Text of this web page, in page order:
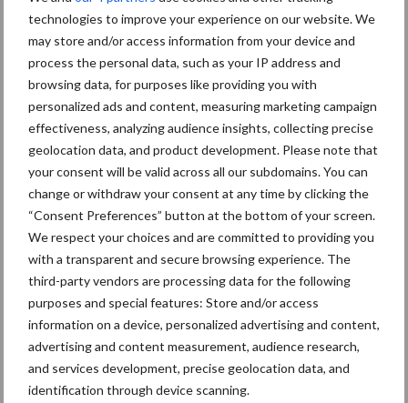
technologies to improve your experience on our website. We
may store and/or access information from your device and
process the personal data, such as your IP address and
browsing data, for purposes like providing you with
personalized ads and content, measuring marketing campaign
effectiveness, analyzing audience insights, collecting precise
geolocation data, and product development. Please note that
your consent will be valid across all our subdomains. You can
change or withdraw your consent at any time by clicking the
“Consent Preferences” button at the bottom of your screen.
We respect your choices and are committed to providing you
with a transparent and secure browsing experience. The
third-party vendors are processing data for the following
purposes and special features: Store and/or access
information on a device, personalized advertising and content,
advertising and content measurement, audience research,
and services development, precise geolocation data, and
identification through device scanning.
agressief af, dan neemt tegelijkertijd het vacuüm toe. Je hoeft
maar één element af te stellen en vervolgens kun je de andere
elementen op dezelfde waarde instellen.”
Hydraulische aandrijving
Op basis van de verschillende zaaielementen en de verschillende
starre en opklapbare frames ontstaan de meest uiteenlopende
zaaicombinaties. “Dit jaar merken we dat met name MS-machines
wordt in de meeste gevallen hydraulisch aangedreven. We
merken wel dat gebruikers meer en meer kiezen voor
elektronische opties. Omwille van bedieningsgemak maar zeker
ook voor een optimaal resultaat. Zo is zo’n 75 procent van de
machines voorzien van optionele optische sensoren in het kouter
voor zadentelling. Dat genereert niet alleen data over de
zaaihoeveelheid, het monitort ook de afgifte en dus eventuele